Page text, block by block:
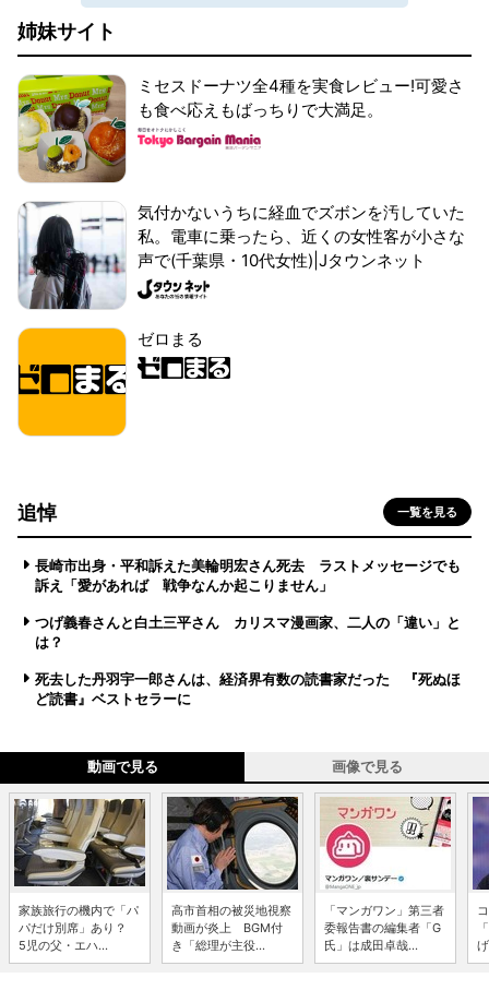
姉妹サイト
ミセスドーナツ全4種を実食レビュー!可愛さ
も食べ応えもばっちりで大満足。
気付かないうちに経血でズボンを汚していた
私。電車に乗ったら、近くの女性客が小さな
声で(千葉県・10代女性)|Jタウンネット
ゼロまる
追悼 一覧を見る
長崎市出身・平和訴えた美輪明宏さん死去 ラストメッセージでも
訴え「愛があれば 戦争なんか起こりません」
つげ義春さんと白土三平さん カリスマ漫画家、二人の「違い」と
は？
死去した丹羽宇一郎さんは、経済界有数の読書家だった 『死ぬほ
ど読書』ベストセラーに
動画で見る 画像で見る
家族旅行の機内で「パ
パだけ別席」あり？
5児の父・エハ...
高市首相の被災地視察
動画が炎上 BGM付
き「総理が主役...
「マンガワン」第三者
委報告書の編集者「G
氏」は成田卓哉...